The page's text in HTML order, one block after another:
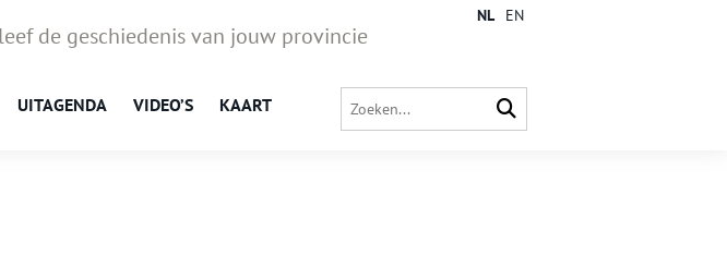
de geschiedenis van jouw provincie
UITAGENDA VIDEO’S KAART
NL EN